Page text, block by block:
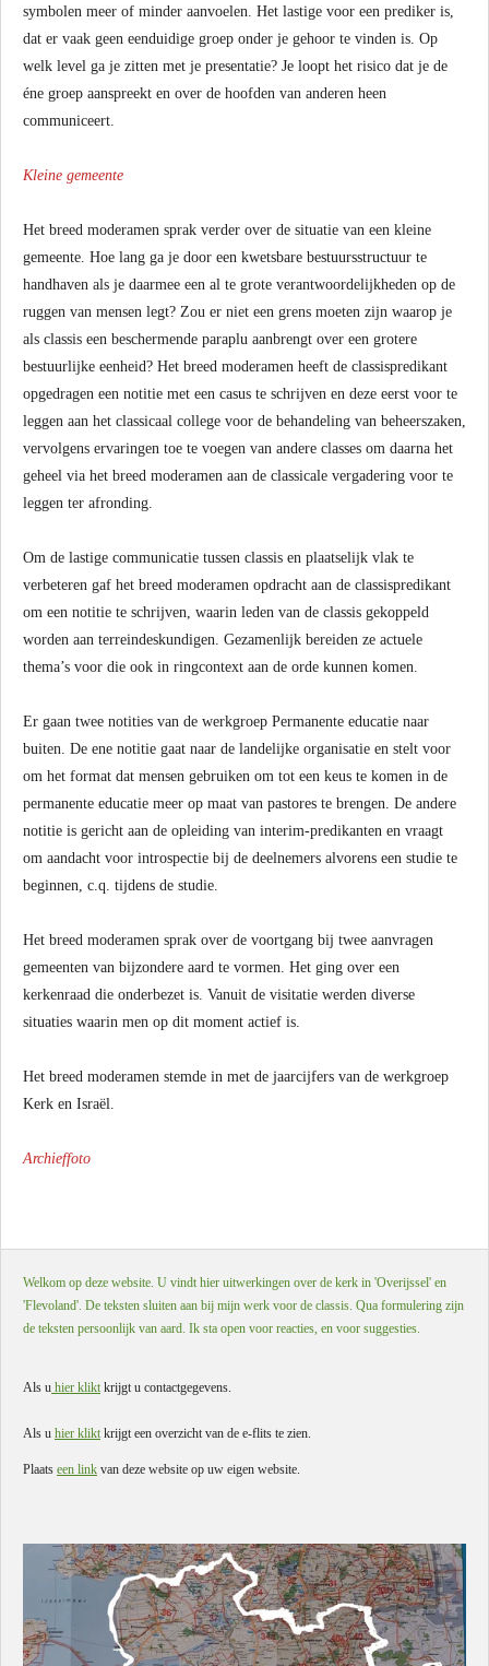
symbolen meer of minder aanvoelen. Het lastige voor een prediker is,
dat er vaak geen eenduidige groep onder je gehoor te vinden is. Op
welk level ga je zitten met je presentatie? Je loopt het risico dat je de
éne groep aanspreekt en over de hoofden van anderen heen
communiceert.
Kleine gemeente
Het breed moderamen sprak verder over de situatie van een kleine
gemeente. Hoe lang ga je door een kwetsbare bestuursstructuur te
handhaven als je daarmee een al te grote verantwoordelijkheden op de
ruggen van mensen legt? Zou er niet een grens moeten zijn waarop je
als classis een beschermende paraplu aanbrengt over een grotere
bestuurlijke eenheid? Het breed moderamen heeft de classispredikant
opgedragen een notitie met een casus te schrijven en deze eerst voor te
leggen aan het classicaal college voor de behandeling van beheerszaken,
vervolgens ervaringen toe te voegen van andere classes om daarna het
geheel via het breed moderamen aan de classicale vergadering voor te
leggen ter afronding.
Om de lastige communicatie tussen classis en plaatselijk vlak te
verbeteren gaf het breed moderamen opdracht aan de classispredikant
om een notitie te schrijven, waarin leden van de classis gekoppeld
worden aan terreindeskundigen. Gezamenlijk bereiden ze actuele
thema’s voor die ook in ringcontext aan de orde kunnen komen.
Er gaan twee notities van de werkgroep Permanente educatie naar
buiten. De ene notitie gaat naar de landelijke organisatie en stelt voor
om het format dat mensen gebruiken om tot een keus te komen in de
permanente educatie meer op maat van pastores te brengen. De andere
notitie is gericht aan de opleiding van interim-predikanten en vraagt
om aandacht voor introspectie bij de deelnemers alvorens een studie te
beginnen, c.q. tijdens de studie.
Het breed moderamen sprak over de voortgang bij twee aanvragen
gemeenten van bijzondere aard te vormen. Het ging over een
kerkenraad die onderbezet is. Vanuit de visitatie werden diverse
situaties waarin men op dit moment actief is.
Het breed moderamen stemde in met de jaarcijfers van de werkgroep
Kerk en Israël.
Archieffoto
Welkom op deze website. U vindt hier uitwerkingen over de kerk in 'Overijssel' en
'Flevoland'. De teksten sluiten aan bij mijn werk voor de classis. Qua formulering zijn
de teksten persoonlijk van aard. Ik sta open voor reacties, en voor suggesties.
Als u hier klikt krijgt u contactgegevens.
Als u hier klikt krijgt een overzicht van de e-flits te zien.
Plaats een link van deze website op uw eigen website.